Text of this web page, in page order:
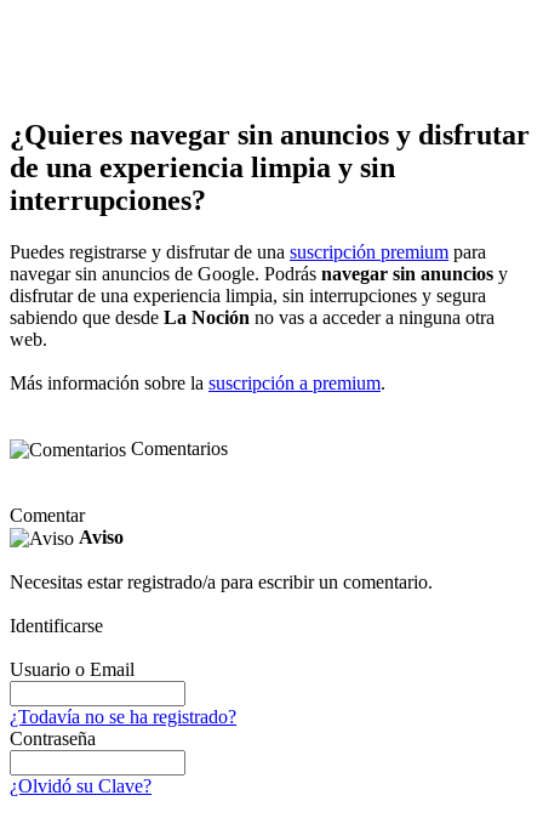
¿Quieres navegar sin anuncios y disfrutar
de una experiencia limpia y sin
interrupciones?
Puedes registrarse y disfrutar de una suscripción premium para
navegar sin anuncios de Google. Podrás navegar sin anuncios y
disfrutar de una experiencia limpia, sin interrupciones y segura
sabiendo que desde La Noción no vas a acceder a ninguna otra
web.
Más información sobre la suscripción a premium.
Comentarios
Comentar
Aviso
Necesitas estar registrado/a para escribir un comentario.
Identificarse
Usuario o Email
¿Todavía no se ha registrado?
Contraseña
¿Olvidó su Clave?